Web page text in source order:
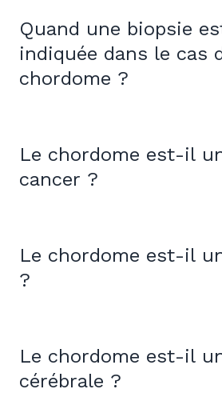
Quand une biopsie
indiquée dans le cas
chordome ?
Le chordome est-il
cancer ?
Le chordome est-il
?
Le chordome est-il
cérébrale ?